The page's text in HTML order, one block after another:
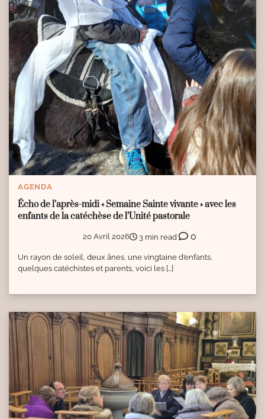
AGENDA
Écho de l’après-midi « Semaine Sainte vivante » avec les
enfants de la catéchèse de l’Unité pastorale
20 Avril 2026 3 min read 0
Un rayon de soleil, deux ânes, une vingtaine d’enfants,
quelques catéchistes et parents, voici les […]